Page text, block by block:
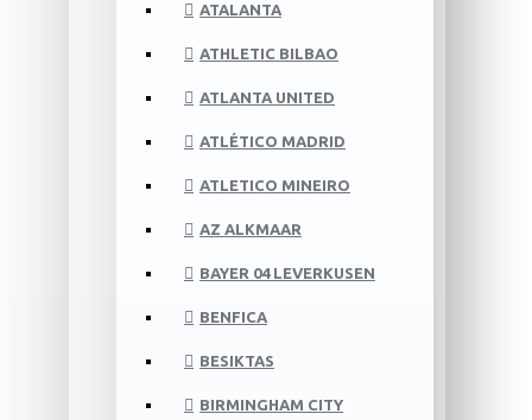
ATALANTA
ATHLETIC BILBAO
ATLANTA UNITED
ATLÉTICO MADRID
ATLETICO MINEIRO
AZ ALKMAAR
BAYER 04 LEVERKUSEN
BENFICA
BESIKTAS
BIRMINGHAM CITY